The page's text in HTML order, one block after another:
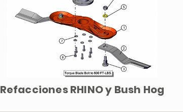
Refacciones RHINO y Bush Hog